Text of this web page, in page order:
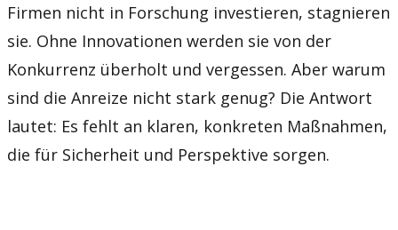
Firmen nicht in Forschung investieren, stagnieren
sie. Ohne Innovationen werden sie von der
Konkurrenz überholt und vergessen. Aber warum
sind die Anreize nicht stark genug? Die Antwort
lautet: Es fehlt an klaren, konkreten Maßnahmen,
die für Sicherheit und Perspektive sorgen.